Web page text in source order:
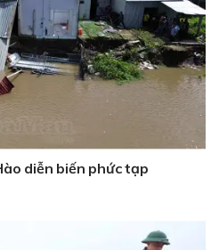
diễn biến phức tạp